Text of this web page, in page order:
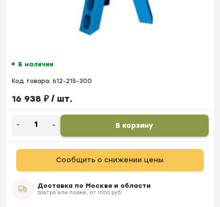
В наличии
Код товара: 612-215-300
16 938 ₽/ шт.
В корзину
Сообщить о снижении цены
Доставка по Москве и области
Завтра или позже, от 1000 руб.